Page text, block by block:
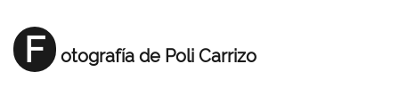
A
pp m
F otografía de Poli Carrizo